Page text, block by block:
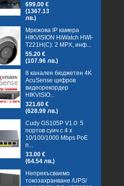
699.00 €
(1367.13
лв.)
Мрежова IP камера
HIKVISION HiWatch HWI-
T221H(C): 2 MPX, инф...
55.20 €
(107.96 лв.)
8 канален бюджетен 4K
AcuSense цифров
видеорекордер
HIKVISIO...
321.60 €
(628.99 лв.)
Cudy GS105P V1.0: 5
портов суич с 4 x
10/100/1000 Mbps PoE
п...
33.00 €
(64.54 лв.)
Непрекъсваемо
токозахранване /UPS/